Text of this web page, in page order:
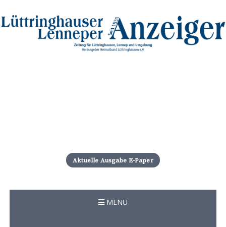
i
p
c
Aktuelle Ausgabe E-Paper
MENU